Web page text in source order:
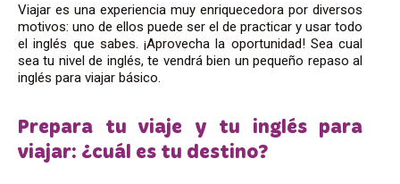
Viajar es una experiencia muy enriquecedora por diversos
motivos: uno de ellos puede ser el de practicar y usar todo
el inglés que sabes. ¡Aprovecha la oportunidad! Sea cual
sea tu nivel de inglés, te vendrá bien un pequeño repaso al
inglés para viajar básico.
Prepara tu viaje y tu inglés para
viajar: ¿cuál es tu destino?